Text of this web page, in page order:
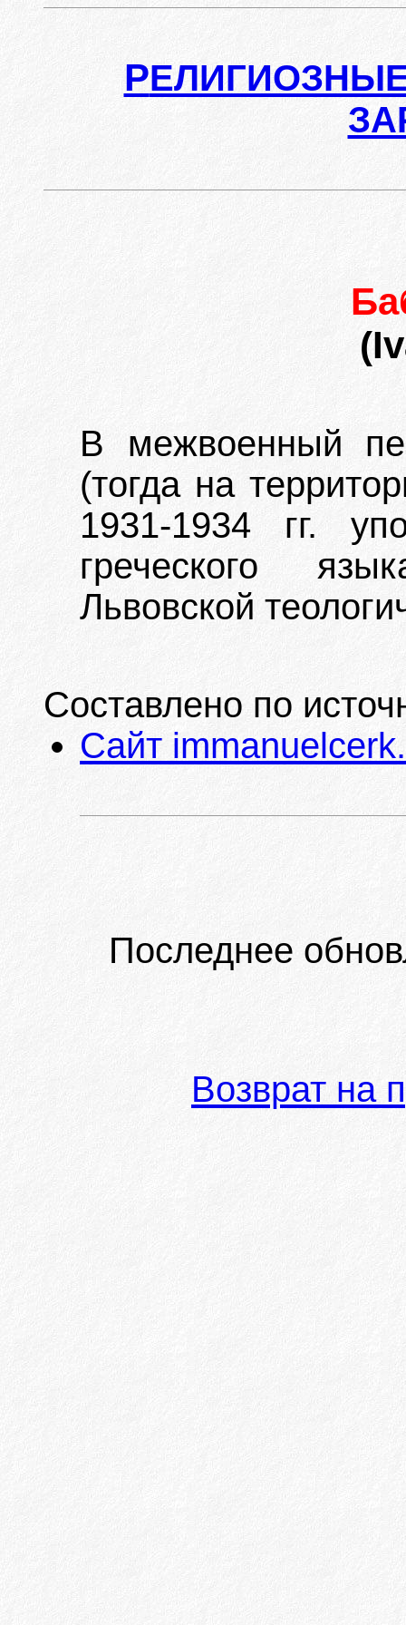
Р
В межвоенный
(тогда на
1931-1934 гг.
греческого
Львовской
Составлено по
Сайт
Последнее
Возврат на